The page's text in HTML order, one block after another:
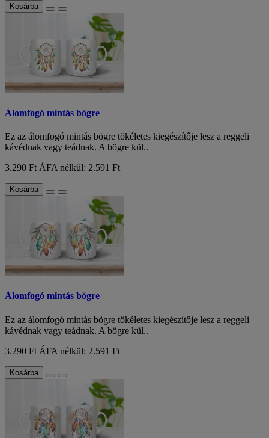
Kosárba
Álomfogó mintás bögre
Ez az álomfogó mintás bögre tökéletes kiegészítője lesz a reggeli
kávédnak vagy teádnak. A bögre kül..
3.290 Ft ÁFA nélkül: 2.591 Ft
Kosárba
Álomfogó mintás bögre
Ez az álomfogó mintás bögre tökéletes kiegészítője lesz a reggeli
kávédnak vagy teádnak. A bögre kül..
3.290 Ft ÁFA nélkül: 2.591 Ft
Kosárba